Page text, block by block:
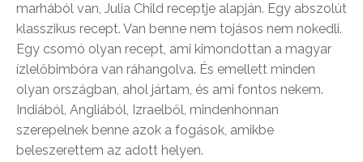
marhából van, Julia Child receptje alapján. Egy abszolút
klasszikus recept. Van benne nem tojásos nem nokedli.
Egy csomó olyan recept, ami kimondottan a magyar
ízlelőbimbóra van ráhangolva. És emellett minden
olyan országban, ahol jártam, és ami fontos nekem.
Indiából, Angliából, Izraelből, mindenhonnan
szerepelnek benne azok a fogások, amikbe
beleszerettem az adott helyen.